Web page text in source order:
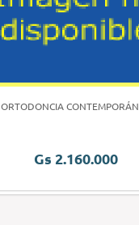
ORTODONCIA
Gs 2.160.000